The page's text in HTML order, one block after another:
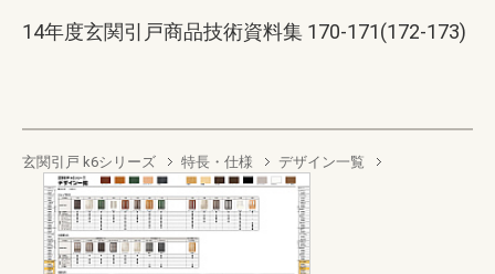
14年度玄関引戸商品技術資料集 170-171(172-173)
玄関引戸 k6シリーズ 特長・仕様 デザイン一覧